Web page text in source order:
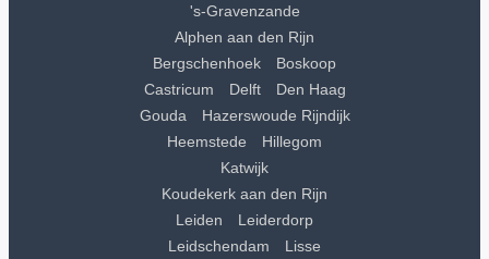
's-Gravenzande
Alphen aan den Rijn
Bergschenhoek
Boskoop
Castricum
Delft
Den Haag
Gouda
Hazerswoude Rijndijk
Heemstede
Hillegom
Katwijk
Koudekerk aan den Rijn
Leiden
Leiderdorp
Leidschendam
Lisse